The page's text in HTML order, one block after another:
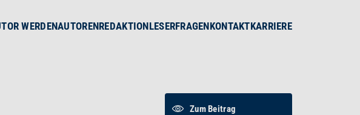
WERDENAUTORENREDAKTIONLESERFRAGENKONTAKTKARRIERE
Zum Beitrag